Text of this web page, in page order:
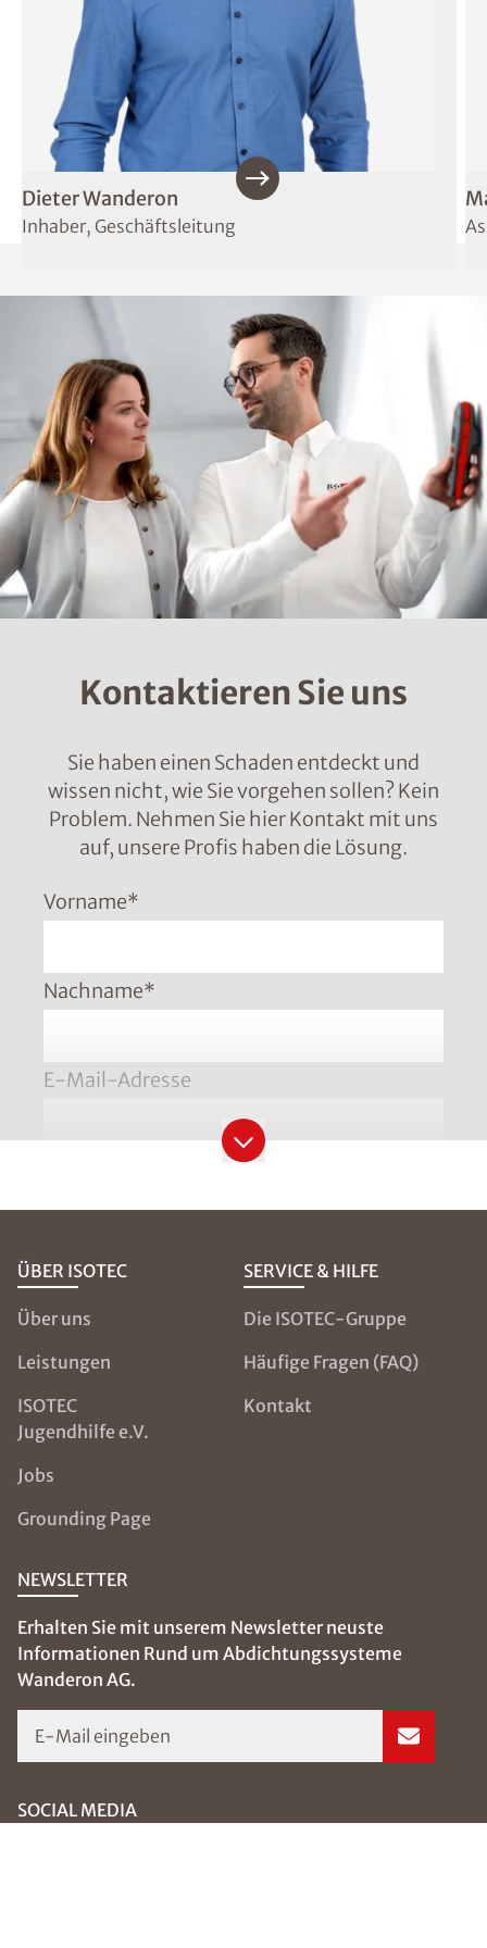
Dieter Wanderon
Inhaber, Geschäftsleitung
Kontaktieren Sie uns
Sie haben einen Schaden entdeckt und
wissen nicht, wie Sie vorgehen sollen? Kein
Problem. Nehmen Sie hier Kontakt mit uns
auf, unsere Profis haben die Lösung.
Vorname*
Nachname*
E-Mail-Adresse
PLZ*
Ort*
Nachricht
ÜBER ISOTEC
Über uns
Leistungen
ISOTEC
Jugendhilfe e.V.
Jobs
Grounding Page
SERVICE & HILFE
Die ISOTEC-Gruppe
Häufige Fragen (FAQ)
Kontakt
NEWSLETTER
Erhalten Sie mit unserem Newsletter neuste
Informationen Rund um Abdichtungssysteme
Wanderon AG.
E-Mail eingeben
SOCIAL MEDIA